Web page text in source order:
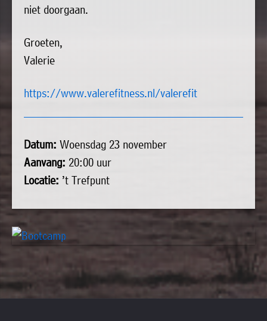
niet doorgaan.
Groeten,
Valerie
https://www.valerefitness.nl/valerefit
Datum: Woensdag 23 november
Aanvang: 20:00 uur
Locatie: ’t Trefpunt
Contact
Nieuwsbrieven
gemeente
Opsterland